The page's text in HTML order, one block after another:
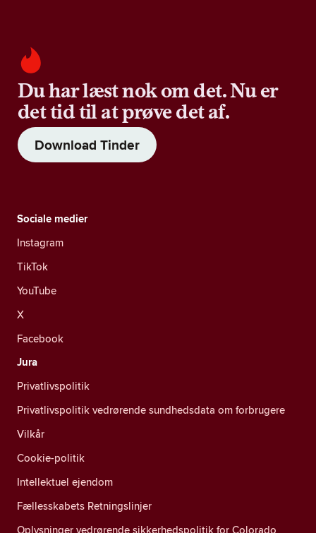
Du har læst nok om det. Nu er
det tid til at prøve det af.
Download Tinder
Sociale medier
Instagram
TikTok
YouTube
X
Facebook
Jura
Privatlivspolitik
Privatlivspolitik vedrørende sundhedsdata om forbrugere
Vilkår
Cookie-politik
Intellektuel ejendom
Fællesskabets Retningslinjer
Oplysninger vedrørende sikkerhedspolitik for Colorado